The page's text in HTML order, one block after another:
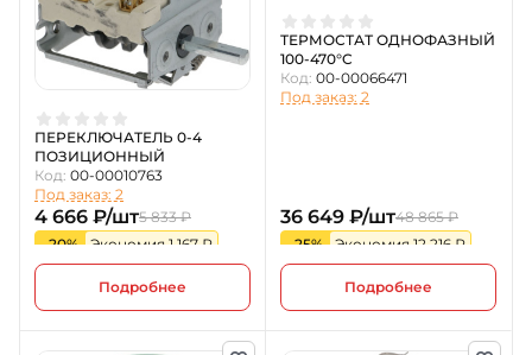
ПЕРЕКЛЮЧАТЕЛЬ 0-4
ПОЗИЦИОННЫЙ
Код: 00-00010763
Под заказ: 2
4 666 ₽/шт5 833 ₽
-20%
Экономия 1 167 ₽
Подробнее
ТЕРМОСТАТ ОДНОФАЗНЫЙ
100-470°C
Код: 00-00066471
Под заказ: 2
36 649 ₽/шт48 865 ₽
-25%
Экономия 12 216 ₽
Подробнее